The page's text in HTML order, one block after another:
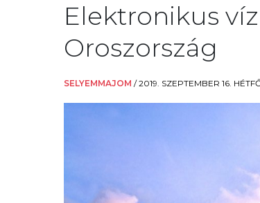
Elektronikus
Oroszország
SELYEMMAJOM /2019. SZEPTEMBER 16.